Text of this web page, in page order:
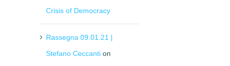
Crisis of Democracy
Rassegna 09.01.21 |
Stefano Ceccanti on